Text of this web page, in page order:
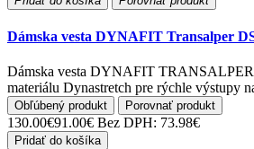
Dámska vesta DYNAFIT Transalper
Dámska vesta DYNAFIT
materiálu Dynastretch pre rýchle výstupy
Obľúbený produkt Porovnať produkt
130.00€91.00€ Bez DPH: 73.98€
Pridať do košíka